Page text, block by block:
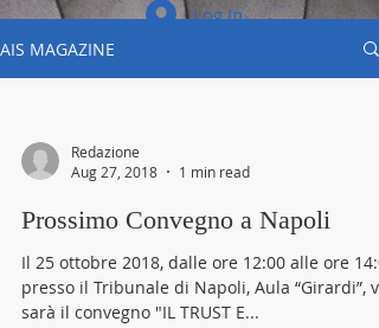
Log In
AIS MAGAZINE
Redazione
Aug 27, 2018
1 min read
Prossimo Convegno a Napoli
Il 25 ottobre 2018, dalle ore 12:00 alle ore
presso il Tribunale di Napoli, Aula “Girardi”, vi
sarà il convegno "IL TRUST E...